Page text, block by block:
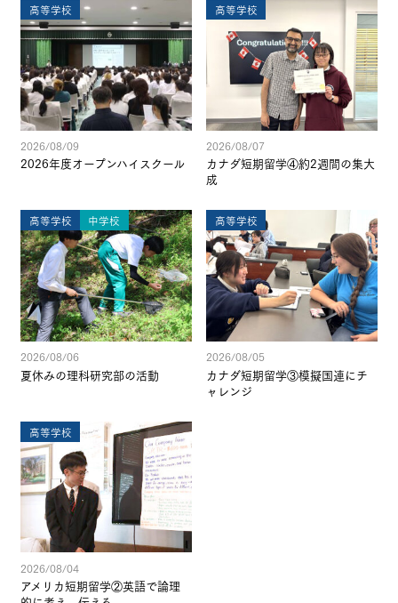
高等学校
2026/08/09
2026年度オープンハイスクール
高等学校
2026/08/07
カナダ短期留学④約2週間の集大
成
高等学校 中学校
2026/08/06
夏休みの理科研究部の活動
高等学校
2026/08/05
カナダ短期留学③模擬国連にチ
ャレンジ
高等学校
2026/08/04
アメリカ短期留学②英語で論理